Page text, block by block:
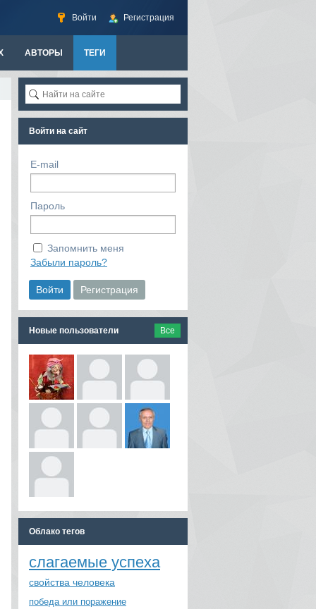
Войти Регистрация
АВТОРЫ ТЕГИ
Войти на сайт
E-mail
Пароль
Запомнить меня
Забыли пароль?
Новые пользователи Все
Облако тегов
слагаемые успеха
свойства человека
победа или поражение